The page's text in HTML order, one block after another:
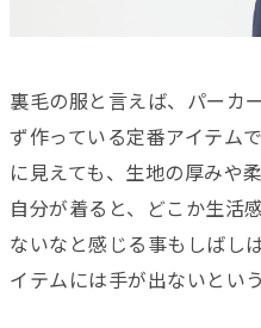
裏毛の服と言えば、パーカ
ず作っている定番アイテム
に見えても、生地の厚みや
自分が着ると、どこか生活
ないなと感じる事もしばし
イテムには手が出ないとい